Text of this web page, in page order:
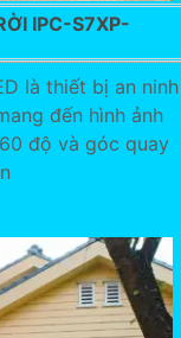
IPC-S7XP-
là thiết bị an ninh
đến hình ảnh
độ và góc quay